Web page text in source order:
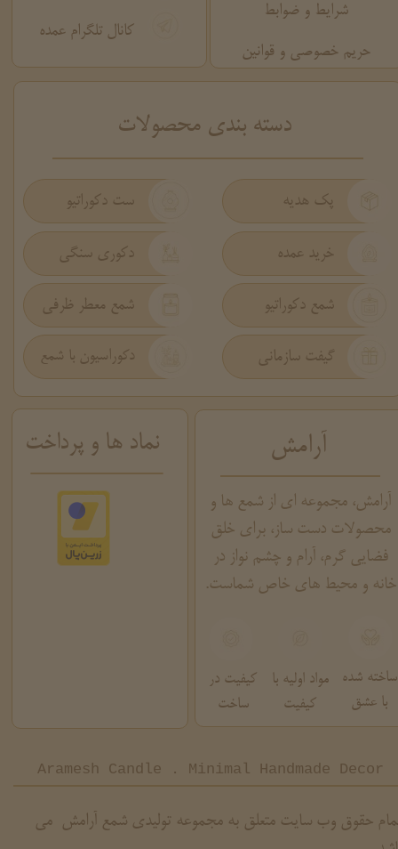
حقوق وب سایت متعلق به مجموعه تولیدی شمع آرامش می
شمع معطر ظرفی
گیفت سازمانی دکوراسیون با شمع
شمع دکوراتیو
دکوری سنگی
پک هدیه ست دکوراتیو
خرید عمده
​دسته بندی محصولات
نماد ها و پرداخت
کانال تلگرام عمده
حریم خصوصی و قوانین
شرایط و ضوابط
آرامش
آرامش، مجموعه ای از شمع ها و
محصولات دست ساز، برای خلق
فضایی گرم، آرام و چشم نواز در
خانه و محیط های خاص شماست.
ساخته شده
با عشق
مواد اولیه با
کیفیت
کیفیت در
ساخت
Aramesh Candle . Minimal Handmade Decor